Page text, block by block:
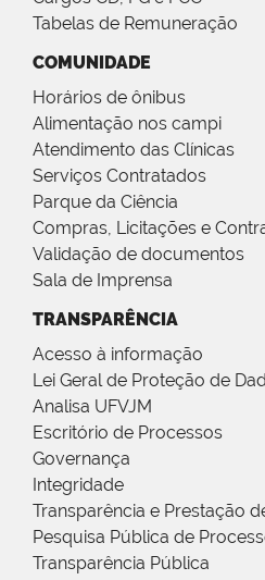
Tabelas de Remuneração
COMUNIDADE
Horários de ônibus
Alimentação nos campi
Atendimento das Clínicas
Serviços Contratados
Parque da Ciência
Compras, Licitações e
Validação de documentos
Sala de Imprensa
TRANSPARÊNCIA
Acesso à informação
Lei Geral de Proteção de
Analisa UFVJM
Escritório de Processos
Governança
Integridade
Transparência e Prestação
Pesquisa Pública de
Transparência Pública